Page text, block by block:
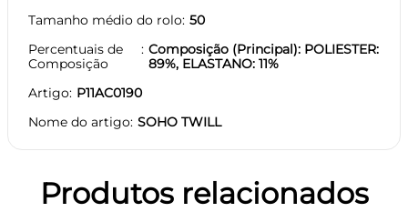
Tamanho médio do rolo 50
Percentuais de
Composição
Composição (Principal): POLIESTER:
89%, ELASTANO: 11%
Artigo P11AC0190
Nome do artigo SOHO TWILL
Produtos relacionados